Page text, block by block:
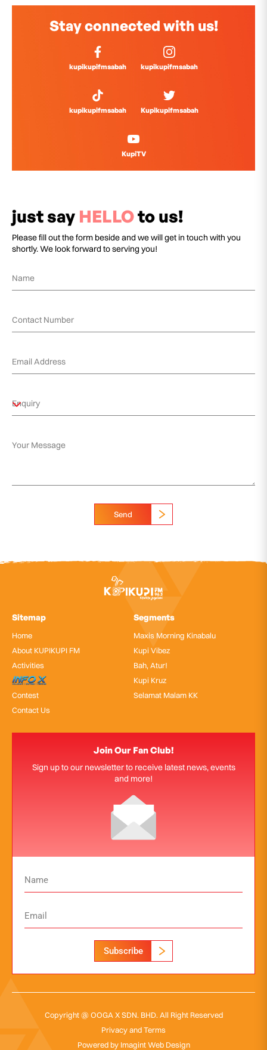
Stay connected with us!
kupikupifmsabah kupikupifmsabah
kupikupifmsabah Kupikupifmsabah
KupiTV
just say HELLOto us!
Please fill out the form beside and we will get in touch with you
shortly. We look forward to serving you!
Send
Sitemap
Home
About KUPIKUPI FM
Activities
InfoX
Contest
Contact Us
Segments
Maxis Morning Kinabalu
Kupi Vibez
Bah, Atur!
Kupi Kruz
Selamat Malam KK
Join Our Fan Club!
Sign up to our newsletter to receive latest news, events
and more!
Subscribe
Copyright @ OOGA X SDN. BHD. All Right Reserved
Privacy and Terms
Powered by Imagint Web Design